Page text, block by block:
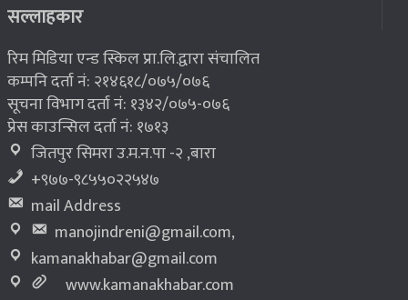
८
सल्लाहकार
रिम मिडिया एन्ड स्किल प्रा.लि.द्वारा संचालित
कम्पनि दर्ता नं: २१४६१८/०७५/०७६
सूचना विभाग दर्ता नं: १३४२/०७५-०७६
प्रेस काउन्सिल दर्ता नं: १७१३
जितपुर सिमरा उ.म.न.पा -२ ,बारा
+९७७-९८५५०२२५४७
mail Address
manojindreni@gmail.com,
kamanakhabar@gmail.com
www.kamanakhabar.com